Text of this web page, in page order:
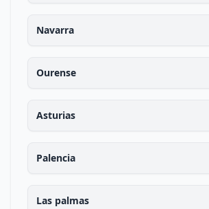
Navarra
Ourense
Asturias
Palencia
Las palmas